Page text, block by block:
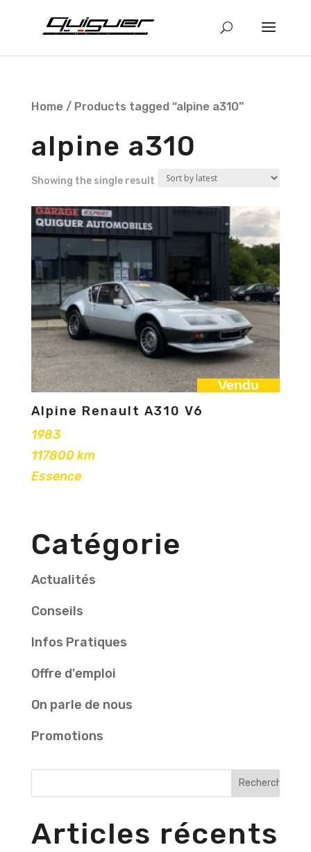
Home/ Products tagged “alpine a310”
alpine a310
Showing the single result
Vendu
Alpine Renault A310 V6
1983
117800 km
Essence
Catégorie
Actualités
Conseils
Infos Pratiques
Offre d'emploi
On parle de nous
Promotions
Articles récents